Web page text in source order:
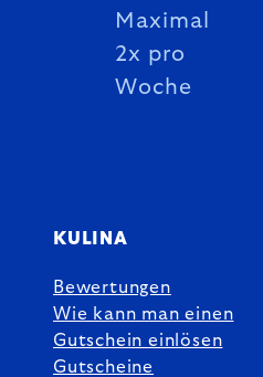
Maximal
2x pro
Woche
KULINA
Bewertungen
Wie kann man einen
Gutschein einlösen
Gutscheine